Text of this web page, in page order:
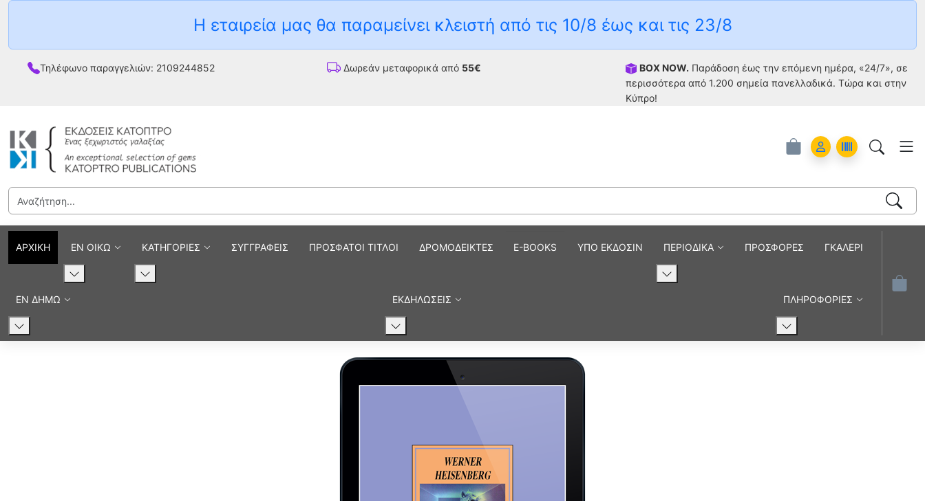
Η εταιρεία μας θα παραμείνει κλειστή από τις 10/8 έως και τις 23/8
Τηλέφωνο παραγγελιών: 2109244852 Δωρεάν μεταφορικά από 55€ BOX NOW. Παράδοση έως την επόμενη ημέρα, «24/7», σε
περισσότερα από 1.200 σημεία πανελλαδικά. Tώρα και στην
Κύπρο!
Account
Orders
ΑΡΧΙΚΗ ΕΝ ΟΙΚΩ ΚΑΤΗΓΟΡΙΕΣ ΣΥΓΓΡΑΦΕΙΣ ΠΡΟΣΦΑΤΟΙ ΤΙΤΛΟΙ ΔΡΟΜΟΔΕΙΚΤΕΣ E-BOOKS ΥΠΟ ΕΚΔΟΣΙΝ ΠΕΡΙΟΔΙΚΑ ΠΡΟΣΦΟΡΕΣ ΓΚΑΛΕΡΙ
ΕΝ ΔΗΜΩ ΕΚΔΗΛΩΣΕΙΣ ΠΛΗΡΟΦΟΡΙΕΣ